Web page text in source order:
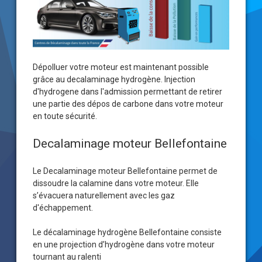
Dépolluer votre moteur est maintenant possible
grâce au decalaminage hydrogène . Injection
d'hydrogene dans l'admission permettant de retirer
une partie des dépos de carbone dans votre moteur
en toute sécurité.
Decalaminage moteur Bellefontaine
Le Decalaminage moteur Bellefontaine permet de
dissoudre la calamine dans votre moteur. Elle
s’évacuera naturellement avec les gaz
d'échappement.
Le décalaminage hydrogène Bellefontaine consiste
en une projection d’hydrogène dans votre moteur
tournant au ralenti